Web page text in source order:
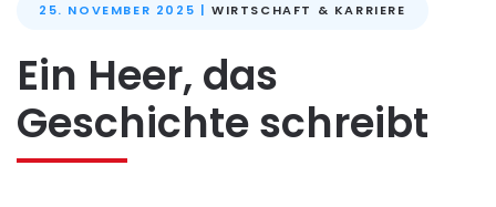
25. NOVEMBER 2025 |WIRTSCHAFT & KARRIERE
Ein Heer, das
Geschichte schreibt